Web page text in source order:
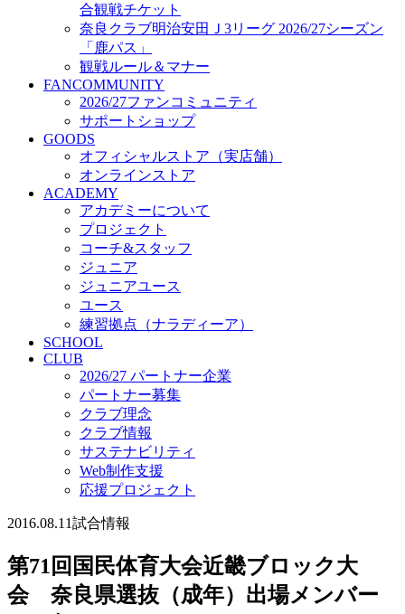
練習拠点（ナラディーア）
SCHOOL
2026/27 パートナー企業
パートナー募集
クラブ理念
クラブ情報
サステナビリティ
Web制作支援
応援プロジェクト
合観戦チケット
奈良クラブ明治安田Ｊ3リーグ 2026/27シーズン
「鹿パス」
観戦ルール＆マナー
FANCOMMUNITY
2026/27ファンコミュニティ
サポートショップ
GOODS
オフィシャルストア（実店舗）
オンラインストア
ACADEMY
アカデミーについて
プロジェクト
コーチ&スタッフ
ジュニア
ジュニアユース
ユース
練習拠点（ナラディーア）
SCHOOL
CLUB
2026/27 パートナー企業
パートナー募集
クラブ理念
クラブ情報
サステナビリティ
Web制作支援
応援プロジェクト
2016.08.11試合情報
第71回国民体育大会近畿ブロック大
会 奈良県選抜（成年）出場メンバー